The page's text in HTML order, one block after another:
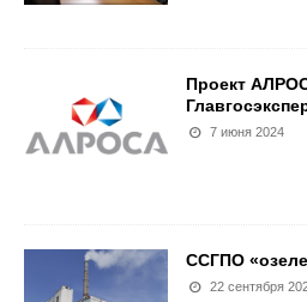
Проект
7 июня 2024
ССГПО
22 сентября